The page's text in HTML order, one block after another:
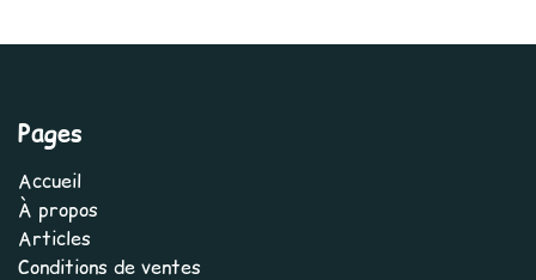
Pages
Accueil
À propos
Articles
Conditions de ventes